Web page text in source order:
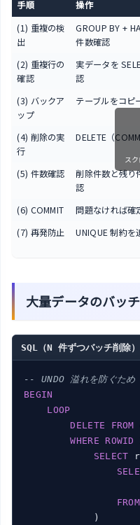
手順 操作
(1) 重複の検
出
GROUP BY +
件数確認
(2) 重複行の
確認
実データを
認
(3) バックア
ップ
テーブルをコピ
(4) 削除の実
行
DELETE（
(5) 件数確認
削除件数と残り
認
(6) COMMIT 問題なければ確
(7) 再発防止
UNIQUE 制約を
ス
大量データのバッ
SQL（N 件ずつバッチ削除）
-- UNDO 溢れを防ぐた
BEGIN
LOOP
DELETE
FROM
WHERE
ROWID
SELECT
FROM
            )